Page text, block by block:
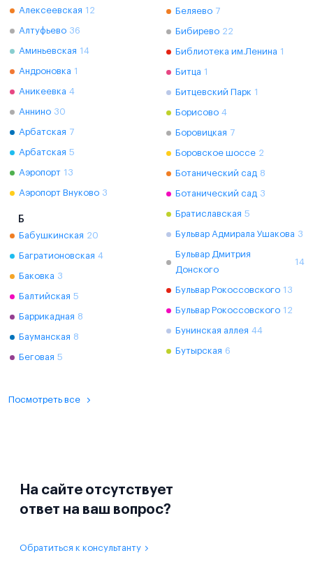
Алексеевская 12
Алтуфьево 36
Аминьевская 14
Андроновка 1
Аникеевка 4
Аннино 30
Арбатская 7
Арбатская 5
Аэропорт 13
Аэропорт Внуково 3
Б
Бабушкинская 20
Багратионовская 4
Баковка 3
Балтийская 5
Баррикадная 8
Бауманская 8
Беговая 5
Беляево 7
Бибирево 22
Библиотека им.Ленина 1
Битца 1
Битцевский Парк 1
Борисово 4
Боровицкая 7
Боровское шоссе 2
Ботанический сад 8
Ботанический сад 3
Братиславская 5
Бульвар Адмирала Ушакова 3
Бульвар Дмитрия
Донского
14
Бульвар Рокоссовского 13
Бульвар Рокоссовского 12
Бунинская аллея 44
Бутырская 6
Посмотреть все
На сайте отсутствует
ответ на ваш вопрос?
Обратиться к консультанту